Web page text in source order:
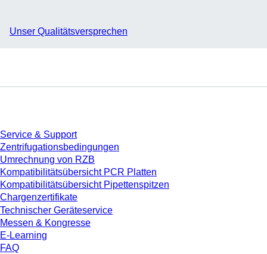
Unser Qualitätsversprechen
Service & Support
Zentrifugationsbedingungen
Umrechnung von RZB
Kompatibilitätsübersicht PCR Platten
Kompatibilitätsübersicht Pipettenspitzen
Chargenzertifikate
Technischer Geräteservice
Messen & Kongresse
E-Learning
FAQ